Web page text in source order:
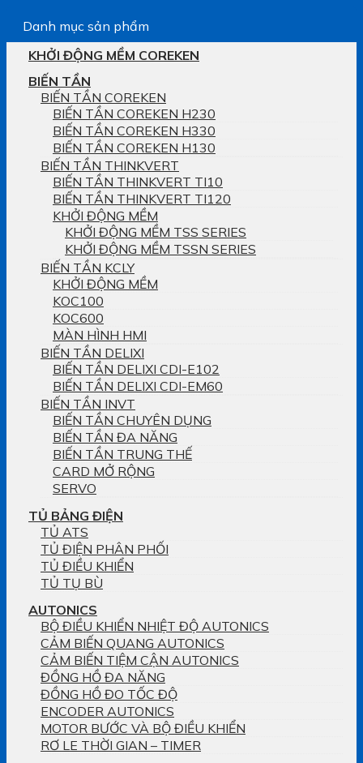
Danh mục sản phẩm
KHỞI ĐỘNG MỀM COREKEN
BIẾN TẦN
BIẾN TẦN COREKEN
BIẾN TẦN COREKEN H230
BIẾN TẦN COREKEN H330
BIẾN TẦN COREKEN H130
BIẾN TẦN THINKVERT
BIẾN TẦN THINKVERT TI10
BIẾN TẦN THINKVERT TI120
KHỞI ĐỘNG MỀM
KHỞI ĐỘNG MỀM TSS SERIES
KHỞI ĐỘNG MỀM TSSN SERIES
BIẾN TẦN KCLY
KHỞI ĐỘNG MỀM
KOC100
KOC600
MÀN HÌNH HMI
BIẾN TẦN DELIXI
BIẾN TẦN DELIXI CDI-E102
BIẾN TẦN DELIXI CDI-EM60
BIẾN TẦN INVT
BIẾN TẦN CHUYÊN DỤNG
BIẾN TẦN ĐA NĂNG
BIẾN TẦN TRUNG THẾ
CARD MỞ RỘNG
SERVO
TỦ BẢNG ĐIỆN
TỦ ATS
TỦ ĐIỆN PHÂN PHỐI
TỦ ĐIỀU KHIỂN
TỦ TỤ BÙ
AUTONICS
BỘ ĐIỀU KHIỂN NHIỆT ĐỘ AUTONICS
CẢM BIẾN QUANG AUTONICS
CẢM BIẾN TIỆM CẬN AUTONICS
ĐỒNG HỒ ĐA NĂNG
ĐỒNG HỒ ĐO TỐC ĐỘ
ENCODER AUTONICS
MOTOR BƯỚC VÀ BỘ ĐIỀU KHIỂN
RƠ LE THỜI GIAN – TIMER